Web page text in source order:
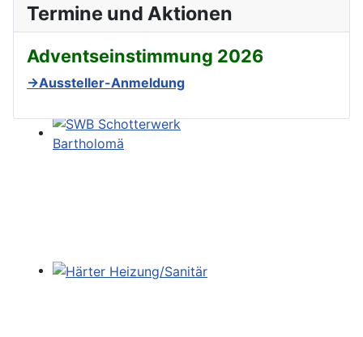
Termine und Aktionen
Adventseinstimmung 2026
→Aussteller-Anmeldung